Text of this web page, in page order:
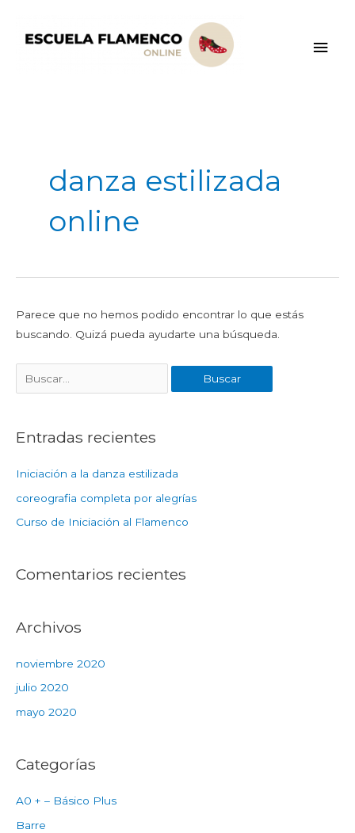
contenido
danza estilizada
online
Parece que no hemos podido encontrar lo que estás
buscando. Quizá pueda ayudarte una búsqueda.
Entradas recientes
Iniciación a la danza estilizada
coreografia completa por alegrías
Curso de Iniciación al Flamenco
Comentarios recientes
Archivos
noviembre 2020
julio 2020
mayo 2020
Categorías
A0 + – Básico Plus
Barre